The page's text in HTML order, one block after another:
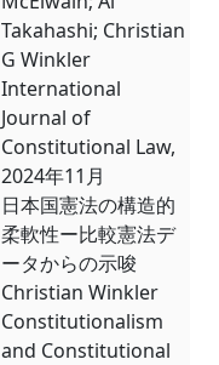
Takahashi; Christian
G Winkler
International
Journal of
Constitutional Law,
2024年11月
日本国憲法の構造的
柔軟性ー比較憲法デ
ータからの示唆
Christian Winkler
Constitutionalism
and Constitutional